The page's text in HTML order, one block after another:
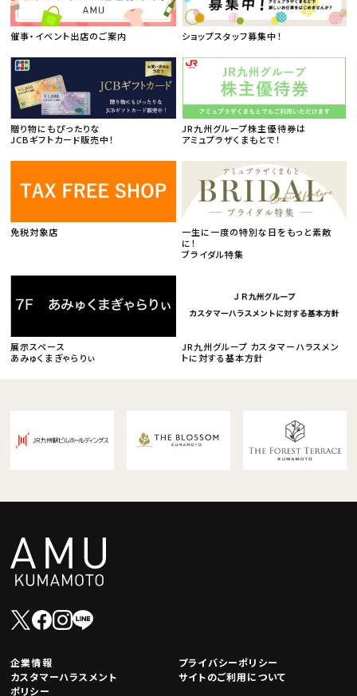
催事・イベント出店のご案内 ショップスタッフ募集中！
贈り物にもぴったりな
JCBギフトカード販売中！
JR九州グループ株主優待券は
アミュプラザくまもとで！
免税対象店
一生に一度の特別な日をもっと素敵
に！
ブライダル特集
展示スペース
あみゅくまぎゃらりぃ
JR九州グループ カスタマーハラスメン
トに対する基本方針
企業情報
プライバシーポリシー
カスタマーハラスメント
ポリシー
サイトのご利用について